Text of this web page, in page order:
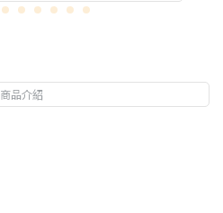
商品介紹